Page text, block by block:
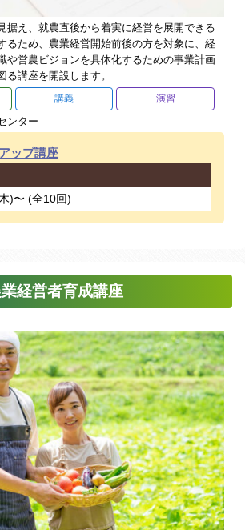
据え、就農直後から着実に経営を展開できる
るため、農業経営開始前後の方を対象に、経
や営農ビジョンを具体化するための事業計画
る講座を開設します。
講義 演習
ンター
ップ講座
)〜 (全10回)
経営者育成講座